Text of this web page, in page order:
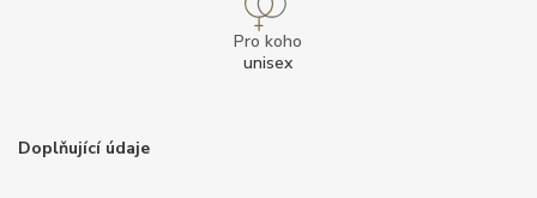
Pro koho
unisex
Doplňující údaje